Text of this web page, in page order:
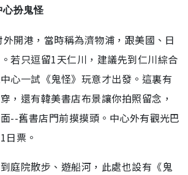
心扮鬼怪
開港，當時稱為濟物浦，跟美國、日
若只逗留1天仁川，建議先到仁川綜合
心一試《鬼怪》玩意才出發。這裏有
，還有韓美書店布景讓你拍照留念，
--舊書店門前摸摸頭。中心外有觀光巴
日票。
庭院散步、遊船河，此處也設有《鬼